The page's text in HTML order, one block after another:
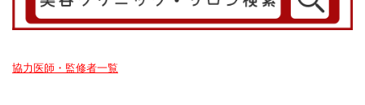
協力医師・監修者一覧